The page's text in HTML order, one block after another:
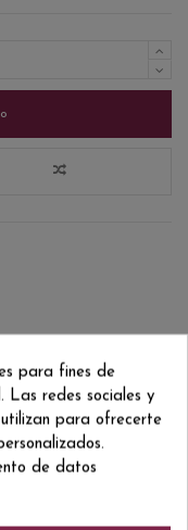
años que se consideran
de este
en la singular botella
para fines de
Las redes sociales y
para ofrecerte
de datos